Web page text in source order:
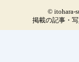
© itohara-
掲載の記事・